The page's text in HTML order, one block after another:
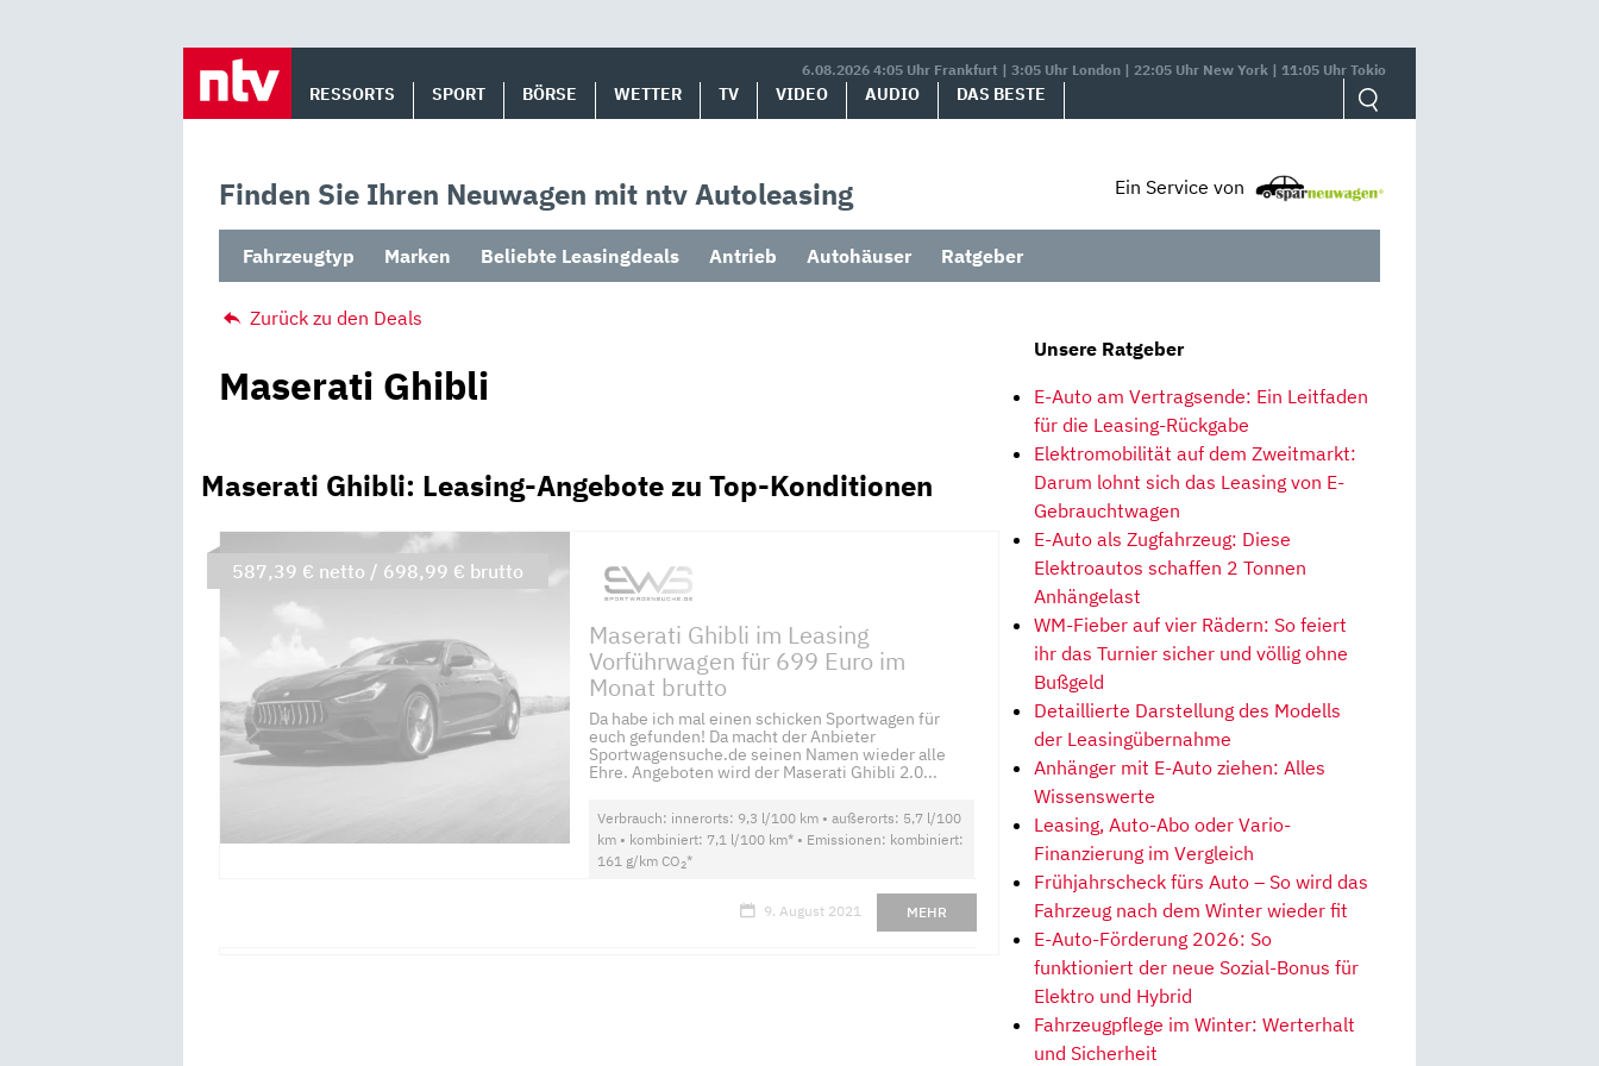
6.08.2026 4:05 Uhr Frankfurt | 3:05 Uhr London | 22:05 Uhr New York | 11:05 Uhr Tokio
RESSORTS SPORT BÖRSE WETTER TV VIDEO AUDIO DAS BESTE
Finden Sie Ihren Neuwagen mit ntv Autoleasing Ein Service von
Fahrzeugtyp Marken Beliebte Leasingdeals Antrieb Autohäuser Ratgeber
Zurück zu den Deals
Maserati Ghibli
Maserati Ghibli: Leasing-Angebote zu Top-Konditionen
Maserati Ghibli im Leasing
Vorführwagen für 699 Euro im
Monat brutto
Da habe ich mal einen schicken Sportwagen für
euch gefunden! Da macht der Anbieter
Sportwagensuche.de seinen Namen wieder alle
Ehre. Angeboten wird der Maserati Ghibli 2.0...
Verbrauch: innerorts: 9,3 l/100 km • außerorts: 5,7 l/100
km • kombiniert: 7,1 l/100 km* • Emissionen: kombiniert:
161 g/km CO2*
9. August 2021 MEHR
587,39 € netto / 698,99 € brutto
Unsere Ratgeber
E-Auto am Vertragsende: Ein Leitfaden
für die Leasing-Rückgabe
Elektromobilität auf dem Zweitmarkt:
Darum lohnt sich das Leasing von E-
Gebrauchtwagen
E-Auto als Zugfahrzeug: Diese
Elektroautos schaffen 2 Tonnen
Anhängelast
WM-Fieber auf vier Rädern: So feiert
ihr das Turnier sicher und völlig ohne
Bußgeld
Detaillierte Darstellung des Modells
der Leasingübernahme
Anhänger mit E-Auto ziehen: Alles
Wissenswerte
Leasing, Auto-Abo oder Vario-
Finanzierung im Vergleich
Frühjahrscheck fürs Auto – So wird das
Fahrzeug nach dem Winter wieder fit
E-Auto-Förderung 2026: So
funktioniert der neue Sozial-Bonus für
Elektro und Hybrid
Fahrzeugpflege im Winter: Werterhalt
und Sicherheit